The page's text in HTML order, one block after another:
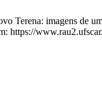
Terena: imagens de
https://